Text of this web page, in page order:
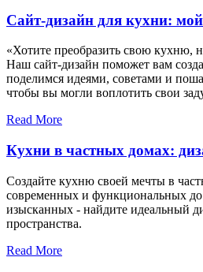
Сайт-дизайн для кухни:
«Хотите преобразить свою кухню,
Наш сайт-дизайн поможет вам
поделимся идеями, советами и
чтобы вы могли воплотить свои
Read More
Кухни в частных домах:
Создайте кухню своей мечты в
современных и функциональных до
изысканных - найдите идеальный
пространства.
Read More